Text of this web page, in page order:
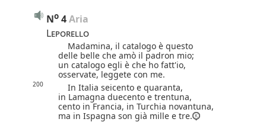
No 4 Aria
Leporello
Madamina, il catalogo è questo
delle belle che amò il padron mio;
un catalogo egli è che ho fatt'io,
osservate, leggete con me.
200
In Italia seicento e quaranta,
in Lamagna duecento e trentuna,
cento in Francia, in Turchia novantuna,
ma in Ispagna son già mille e tre.